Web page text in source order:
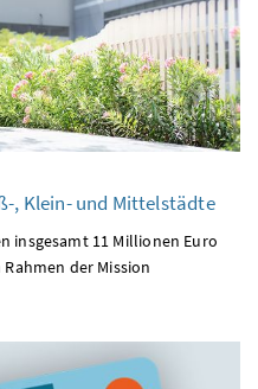
, Klein- und Mittelstädte
insgesamt 11 Millionen Euro
der Mission